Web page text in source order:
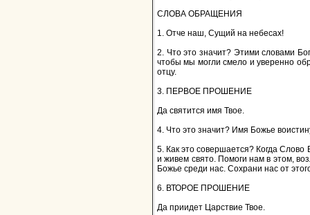
СЛОВА ОБРАЩЕНИЯ
1. Отче наш, Сущий на небесах!
2. Что это значит? Этими словами
чтобы мы могли смело и уверенно
отцу.
3. ПЕРВОЕ ПРОШЕНИЕ
Да святится имя Твое.
4. Что это значит? Имя Божье
5. Как это совершается? Когда
и живем свято. Помоги нам в этом,
Божье среди нас. Сохрани нас от
6. ВТОРОЕ ПРОШЕНИЕ
Да приидет Царствие Твое.